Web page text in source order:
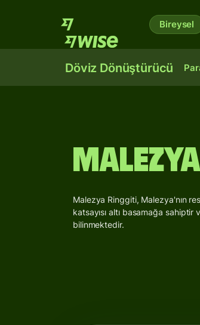
Bireysel
Döviz Dönüştürücü
Malezya Ringgiti, Malezya'nın
katsayısı altı basamağa
bilinmektedir.